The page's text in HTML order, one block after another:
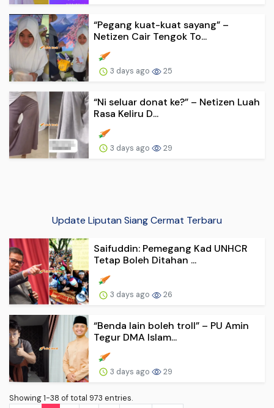
“Pegang kuat-kuat sayang” –
Netizen Cair Tengok To...
3 days ago 25
“Ni seluar donat ke?” – Netizen Luah
Rasa Keliru D...
3 days ago 29
Update Liputan Siang Cermat Terbaru
Saifuddin: Pemegang Kad UNHCR
Tetap Boleh Ditahan ...
3 days ago 26
“Benda lain boleh troll” – PU Amin
Tegur DMA Islam...
3 days ago 29
Showing 1-38 of total 973 entries.